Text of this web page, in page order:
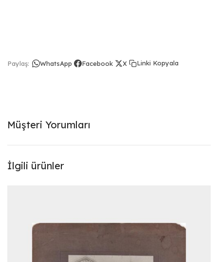
Paylaş: WhatsApp Facebook X Linki Kopyala
Müşteri Yorumları
İlgili ürünler